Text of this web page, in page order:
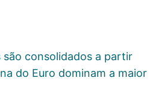
consolidados a partir
do Euro dominam a maior